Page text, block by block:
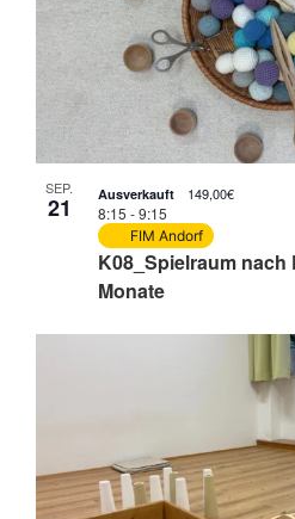
SEP.
21
K08_Spielraum nach
Monate
8:15 -9:15
FIM Andorf
Ausverkauft 149,00€